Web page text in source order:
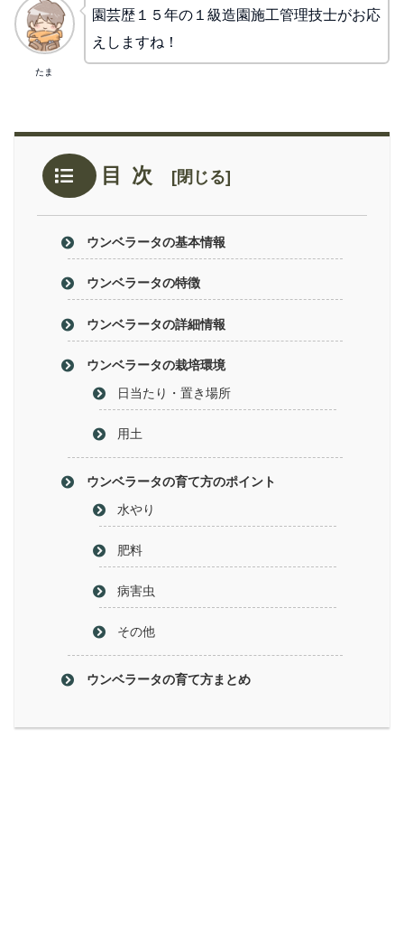
たま
園芸歴１５年の１級造園施工管理技士がお応
えしますね！
目次
ウンベラータの基本情報
ウンベラータの特徴
ウンベラータの詳細情報
ウンベラータの栽培環境
日当たり・置き場所
用土
ウンベラータの育て方のポイント
水やり
肥料
病害虫
その他
ウンベラータの育て方まとめ